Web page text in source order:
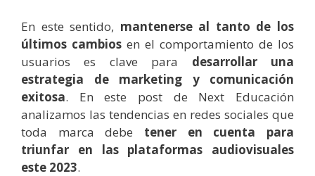
En este sentido, mantenerse al tanto de los
últimos cambios en el comportamiento de los
usuarios es clave para desarrollar una
estrategia de marketing y comunicación
exitosa. En este post de Next Educación
analizamos las tendencias en redes sociales que
toda marca debe tener en cuenta para
triunfar en las plataformas audiovisuales
este 2023.